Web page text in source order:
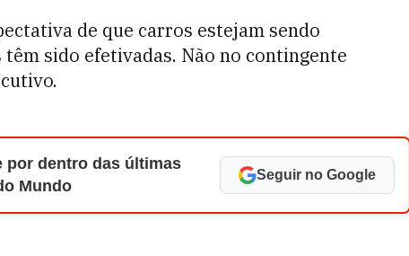
de que carros estejam sendo
sido efetivadas. Não no contingente
por dentro das últimas
Mundo
Seguir no Google